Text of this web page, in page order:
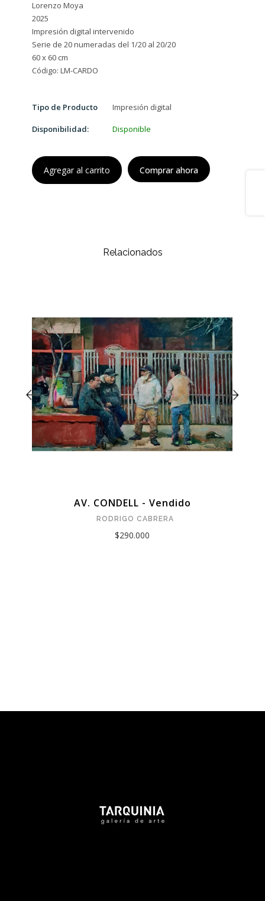
Lorenzo Moya
2025
Impresión digital intervenido
Serie de 20 numeradas del 1/20 al 20/20
60 x 60 cm
Tipo de Producto Impresión digital
Disponibilidad: Disponible
Agregar al carrito Comprar ahora
Relacionados
AV. CONDELL - Vendido
RODRIGO CABRERA
$290.000